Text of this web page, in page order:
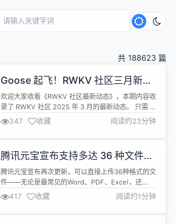
共 188623 篇
Goose 起飞！RWKV 社区三月新增
14 篇学术论文和若干多模态项目
欢迎大家收看《RWKV 社区最新动态》，本期内容收
录了 RWKV 社区 2025 年 3 月的最新动态。 只需 3
分钟，快速了解 RWKV 社区 3 月都有哪些新鲜事！
3 月动态省流版（TL;DR） RWKV 学术研究动态 新
论文：RWKV-7 "Goose"（RWKV-7 架构论文） 新
LALIC（...
347 收藏 阅读约23分钟
腾讯元宝宣布支持多达 36 种文件格
式的解析与处理
腾讯元宝宣布再次更新，可以直接上传36种格式的文
件——无论是最常见的Word、PDF、Excel，还
是.py、.java、.json等等开发文件，都能理解。 在开
发场景，只要上传文件，腾讯元宝即可识别其中的内
容，并按照用户的要求完成代码解读、代码审查、定
417 收藏 阅读约1分钟